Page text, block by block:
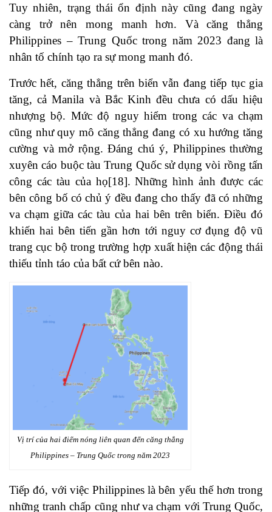
Tuy nhiên, trạng thái ổn định này cũng đang ngày
càng trở nên mong manh hơn. Và căng thẳng
Philippines – Trung Quốc trong năm 2023 đang là
nhân tố chính tạo ra sự mong manh đó.
Trước hết, căng thẳng trên biển vẫn đang tiếp tục gia
tăng, cả Manila và Bắc Kinh đều chưa có dấu hiệu
nhượng bộ. Mức độ nguy hiểm trong các va chạm
cũng như quy mô căng thẳng đang có xu hướng tăng
cường và mở rộng. Đáng chú ý, Philippines thường
xuyên cáo buộc tàu Trung Quốc sử dụng vòi rồng tấn
công các tàu của họ[18]. Những hình ảnh được các
bên công bố có chủ ý đều đang cho thấy đã có những
va chạm giữa các tàu của hai bên trên biển. Điều đó
khiến hai bên tiến gần hơn tới nguy cơ đụng độ vũ
trang cục bộ trong trường hợp xuất hiện các động thái
thiếu tỉnh táo của bất cứ bên nào.
Vị trí của hai điểm nóng liên quan đến căng thẳng
Philippines – Trung Quốc trong năm 2023
Tiếp đó, với việc Philippines là bên yếu thế hơn trong
những tranh chấp cũng như va chạm với Trung Quốc,